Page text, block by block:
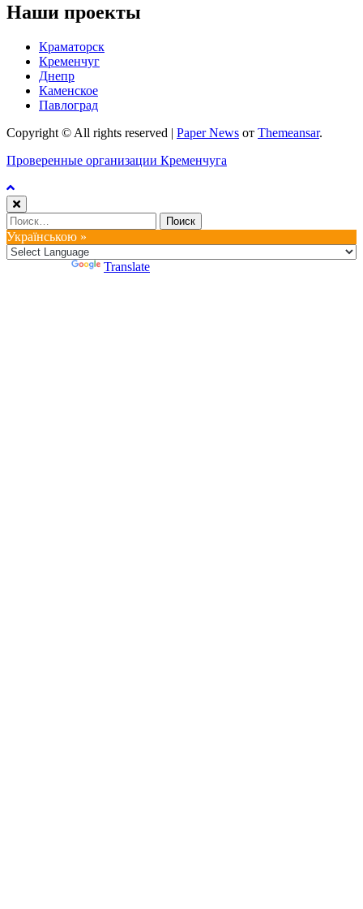
Наши проекты
Краматорск
Кременчуг
Днепр
Каменское
Павлоград
Copyright © All rights reserved | Paper News от Themeansar.
Проверенные организации Кременчуга
Найти:
Українською »
Translate